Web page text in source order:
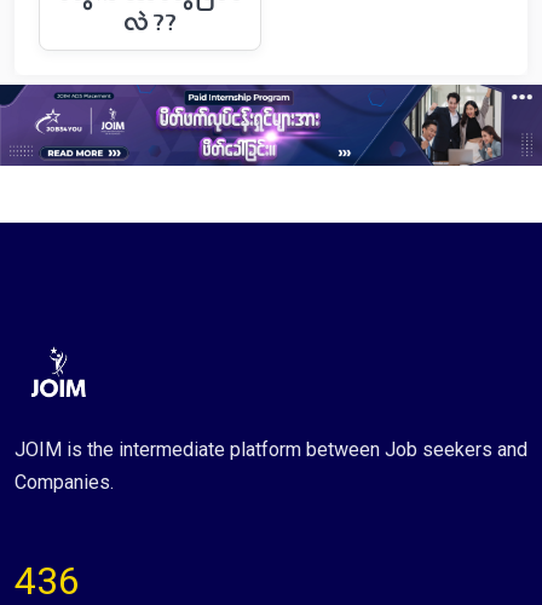
လဲ ??
JOIM is the intermediate platform between Job seekers and
Companies.
436